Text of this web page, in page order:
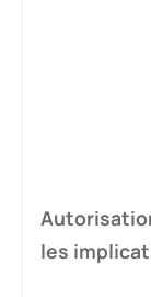
les